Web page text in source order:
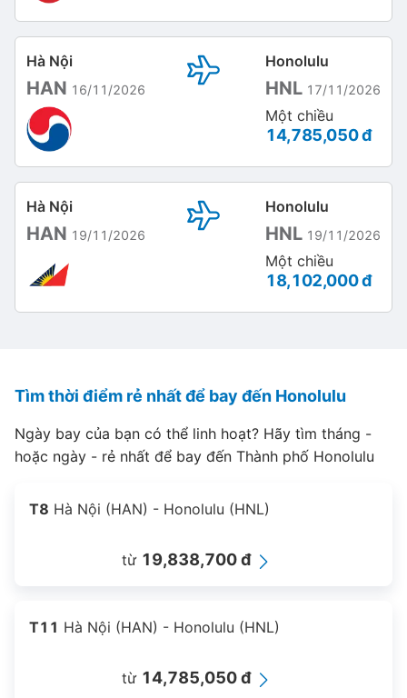
Hà Nội
HAN 16/11/2026
Honolulu
HNL 17/11/2026
Một chiều
14,785,050 đ
Hà Nội
HAN 19/11/2026
Honolulu
HNL 19/11/2026
Một chiều
18,102,000 đ
Tìm thời điểm rẻ nhất để bay đến Honolulu
Ngày bay của bạn có thể linh hoạt? Hãy tìm tháng -
hoặc ngày - rẻ nhất để bay đến Thành phố Honolulu
T8 Hà Nội (HAN) - Honolulu (HNL)
từ 19,838,700 đ
T11 Hà Nội (HAN) - Honolulu (HNL)
từ 14,785,050 đ